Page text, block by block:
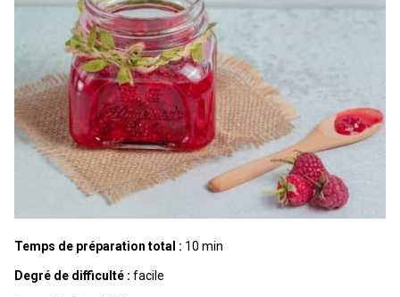
Temps de préparation total : 10 min
Degré de difficulté : facile